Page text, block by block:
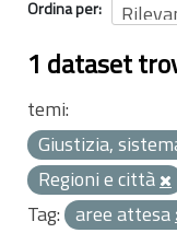
Ordina per
1 dataset
temi:
Giustizia,
Regioni e città
Tag: aree attesa